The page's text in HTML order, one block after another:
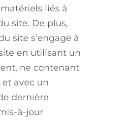
liés à
site. De plus,
site s’engage à
en utilisant un
ne contenant
et avec un
dernière
à-jour